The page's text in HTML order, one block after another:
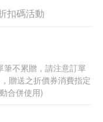
扣碼活動
筆不累贈，請注意訂單
贈送之折價券消費指定
合併使用)